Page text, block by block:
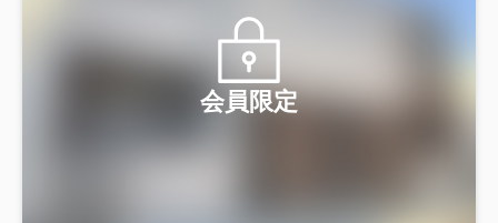
会員限定